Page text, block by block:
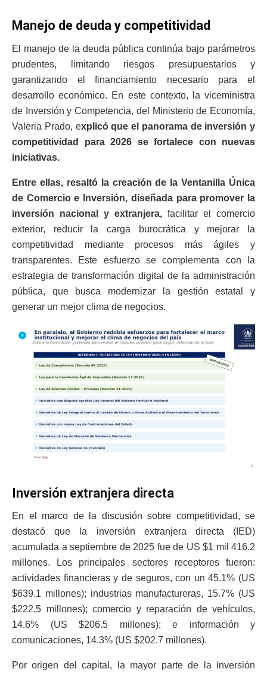
Manejo de deuda y competitividad
El manejo de la deuda pública continúa bajo parámetros
prudentes, limitando riesgos presupuestarios y
garantizando el financiamiento necesario para el
desarrollo económico. En este contexto, la viceministra
de Inversión y Competencia, del Ministerio de Economía,
Valeria Prado, explicó que el panorama de inversión y
competitividad para 2026 se fortalece con nuevas
iniciativas.
Entre ellas, resaltó la creación de la Ventanilla Única
de Comercio e Inversión, diseñada para promover la
inversión nacional y extranjera, facilitar el comercio
exterior, reducir la carga burocrática y mejorar la
competitividad mediante procesos más ágiles y
transparentes. Este esfuerzo se complementa con la
estrategia de transformación digital de la administración
pública, que busca modernizar la gestión estatal y
generar un mejor clima de negocios.
Inversión extranjera directa
En el marco de la discusión sobre competitividad, se
destacó que la inversión extranjera directa (IED)
acumulada a septiembre de 2025 fue de US $1 mil 416.2
millones. Los principales sectores receptores fueron:
actividades financieras y de seguros, con un 45.1% (US
$639.1 millones); industrias manufactureras, 15.7% (US
$222.5 millones); comercio y reparación de vehículos,
14.6% (US $206.5 millones); e información y
comunicaciones, 14.3% (US $202.7 millones).
Por origen del capital, la mayor parte de la inversión